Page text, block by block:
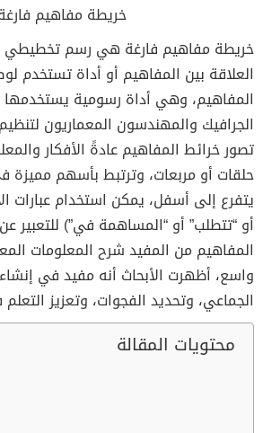
خريطة مفاهيم
خريطة مفاهيم فارغة هي رسم تخطيطي
العلاقة بين المفاهيم أو أداة تستخدم
المفاهيم، وهي أداة رسومية يستخدمها
الجرافيك والمهندسون المعماريون
تصور خرائط المفاهيم عادةً الأفكار
حلقات أو مربعات، وترتبط بأسهم
يتفرع إلى أسفل، يمكن استخدام عبارات
أو “تتطلب” أو “المساهمة في”) للتعبير
المفاهيم من المفيد شرح المعلومات
واسع، أظهرت الأبحاث أنه مفيد في
الجماعي، وتحديد الفجوات، وتعزيز
محتويات المقالة